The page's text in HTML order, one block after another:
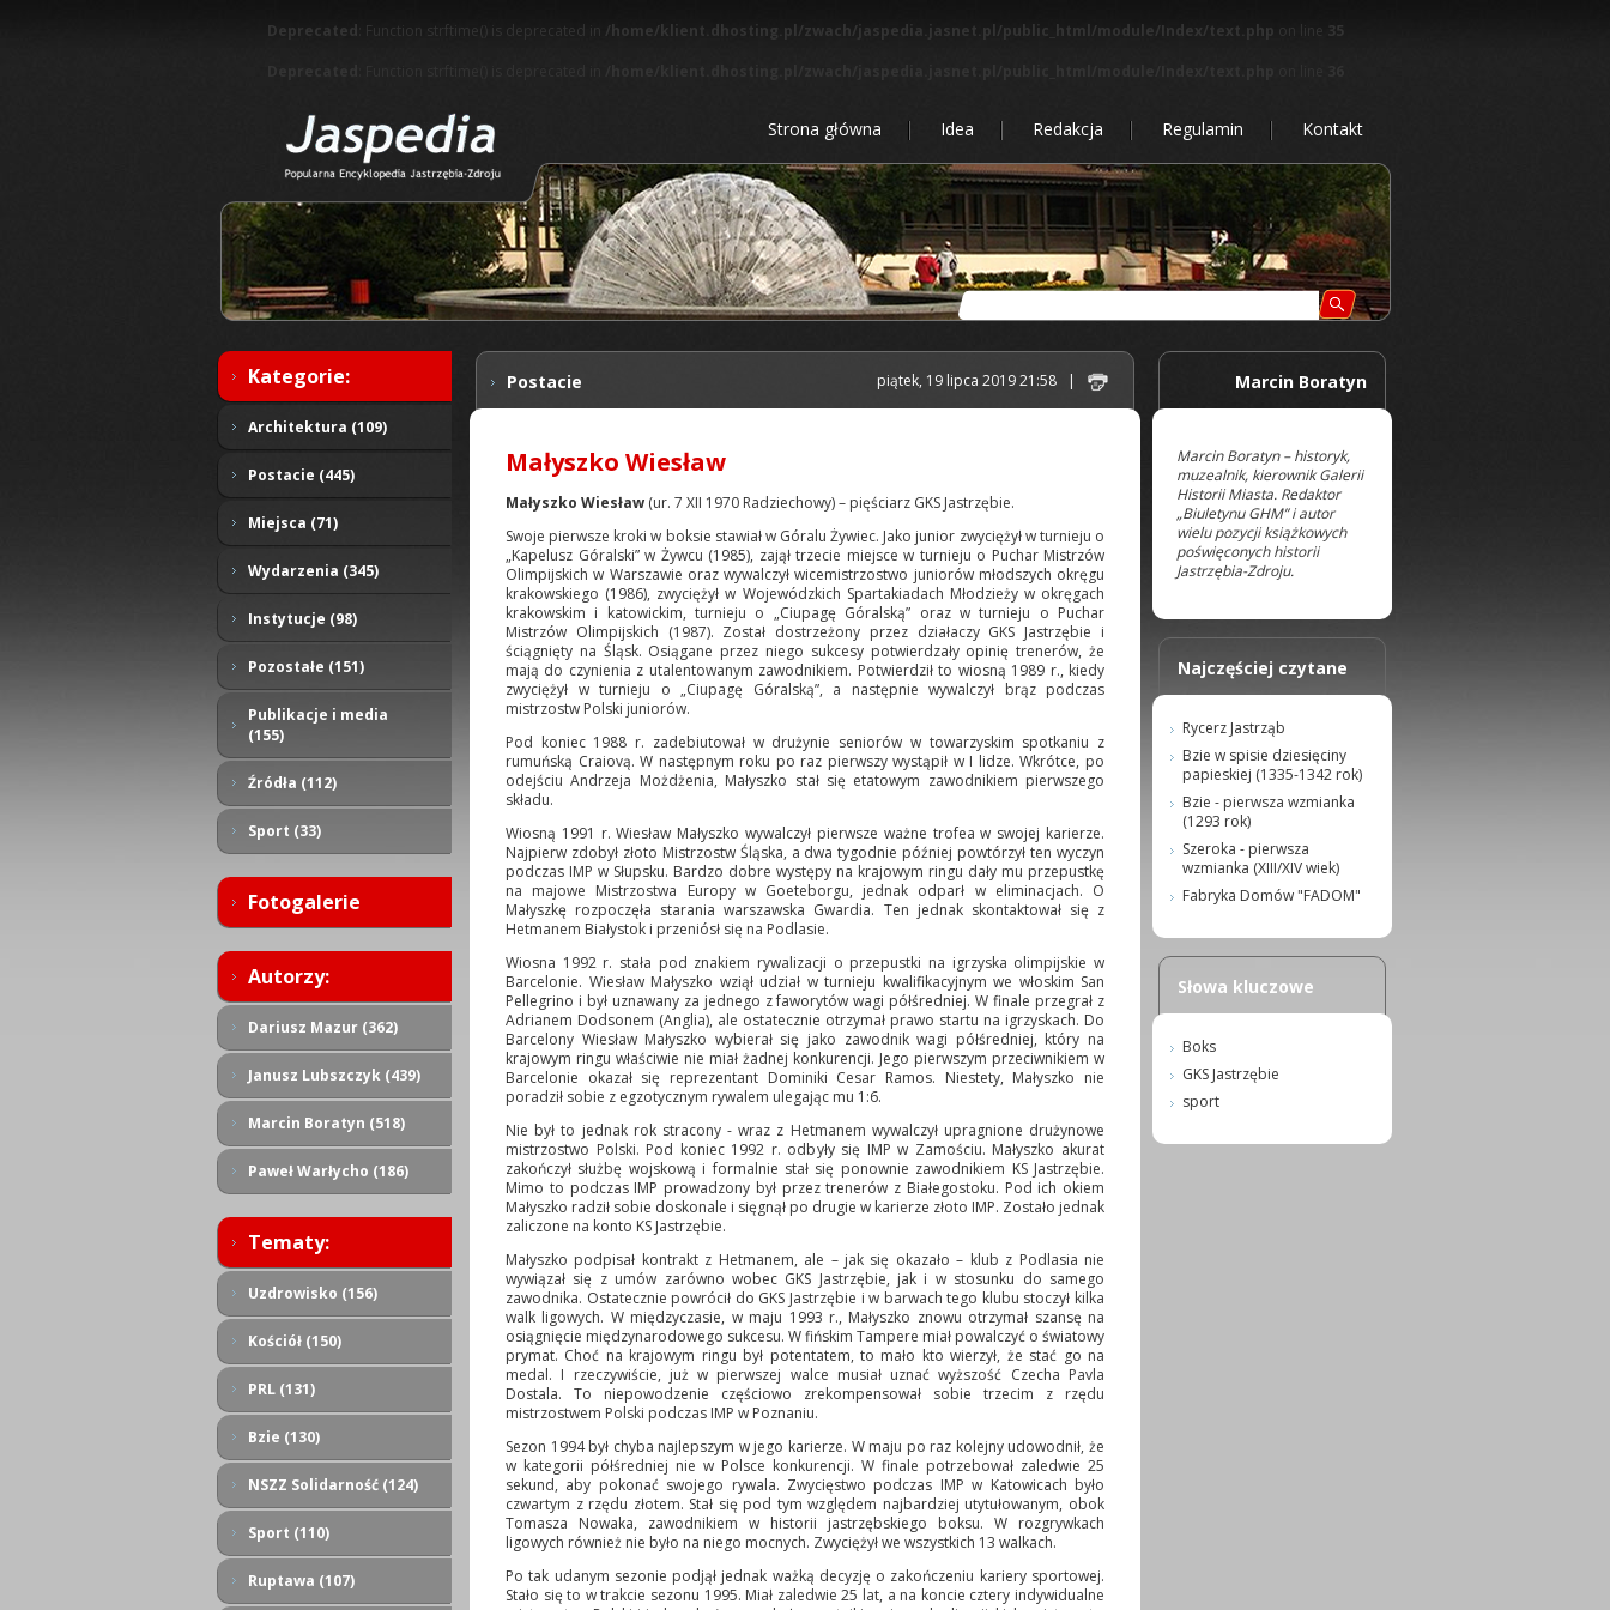
Deprecated : Function strftime() is deprecated in /home/klient.dhosting.pl/zwach/jaspedia.jasnet.pl/public_html/module/Index/text.php on line 35
Strona główna Idea Redakcja Regulamin Kontakt
Kategorie:
Architektura (109)
Postacie (445)
Miejsca (71)
Wydarzenia (345)
Instytucje (98)
Pozostałe (151)
Publikacje i media
(155)
Źródła (112)
Sport (33)
Fotogalerie
Autorzy:
Dariusz Mazur (362)
Janusz Lubszczyk (439)
Marcin Boratyn (518)
Paweł Warłycho (186)
Tematy:
Uzdrowisko (156)
Kościół (150)
PRL (131)
Bzie (130)
NSZZ Solidarność (124)
Sport (110)
Ruptawa (107)
Postacie piątek, 19 lipca 2019 21:58 |
Małyszko Wiesław
Małyszko Wiesław (ur. 7 XII 1970 Radziechowy) – pięściarz GKS Jastrzębie.
Swoje pierwsze kroki w boksie stawiał w Góralu Żywiec. Jako junior zwyciężył w turnieju o
„Kapelusz Góralski” w Żywcu (1985), zajął trzecie miejsce w turnieju o Puchar Mistrzów
Olimpijskich w Warszawie oraz wywalczył wicemistrzostwo juniorów młodszych okręgu
krakowskiego (1986), zwyciężył w Wojewódzkich Spartakiadach Młodzieży w okręgach
krakowskim i katowickim, turnieju o „Ciupagę Góralską” oraz w turnieju o Puchar
Mistrzów Olimpijskich (1987). Został dostrzeżony przez działaczy GKS Jastrzębie i
ściągnięty na Śląsk. Osiągane przez niego sukcesy potwierdzały opinię trenerów, że
mają do czynienia z utalentowanym zawodnikiem. Potwierdził to wiosną 1989 r., kiedy
zwyciężył w turnieju o „Ciupagę Góralską”, a następnie wywalczył brąz podczas
mistrzostw Polski juniorów.
Pod koniec 1988 r. zadebiutował w drużynie seniorów w towarzyskim spotkaniu z
rumuńską Craiovą. W następnym roku po raz pierwszy wystąpił w I lidze. Wkrótce, po
odejściu Andrzeja Możdżenia, Małyszko stał się etatowym zawodnikiem pierwszego
składu.
Wiosną 1991 r. Wiesław Małyszko wywalczył pierwsze ważne trofea w swojej karierze.
Najpierw zdobył złoto Mistrzostw Śląska, a dwa tygodnie później powtórzył ten wyczyn
podczas IMP w Słupsku. Bardzo dobre występy na krajowym ringu dały mu przepustkę
na majowe Mistrzostwa Europy w Goeteborgu, jednak odparł w eliminacjach. O
Małyszkę rozpoczęła starania warszawska Gwardia. Ten jednak skontaktował się z
Hetmanem Białystok i przeniósł się na Podlasie.
Wiosna 1992 r. stała pod znakiem rywalizacji o przepustki na igrzyska olimpijskie w
Barcelonie. Wiesław Małyszko wziął udział w turnieju kwalifikacyjnym we włoskim San
Pellegrino i był uznawany za jednego z faworytów wagi półśredniej. W finale przegrał z
Adrianem Dodsonem (Anglia), ale ostatecznie otrzymał prawo startu na igrzyskach. Do
Barcelony Wiesław Małyszko wybierał się jako zawodnik wagi półśredniej, który na
krajowym ringu właściwie nie miał żadnej konkurencji. Jego pierwszym przeciwnikiem w
Barcelonie okazał się reprezentant Dominiki Cesar Ramos. Niestety, Małyszko nie
poradził sobie z egzotycznym rywalem ulegając mu 1:6.
Nie był to jednak rok stracony - wraz z Hetmanem wywalczył upragnione drużynowe
mistrzostwo Polski. Pod koniec 1992 r. odbyły się IMP w Zamościu. Małyszko akurat
zakończył służbę wojskową i formalnie stał się ponownie zawodnikiem KS Jastrzębie.
Mimo to podczas IMP prowadzony był przez trenerów z Białegostoku. Pod ich okiem
Małyszko radził sobie doskonale i sięgnął po drugie w karierze złoto IMP. Zostało jednak
zaliczone na konto KS Jastrzębie.
Małyszko podpisał kontrakt z Hetmanem, ale – jak się okazało – klub z Podlasia nie
wywiązał się z umów zarówno wobec GKS Jastrzębie, jak i w stosunku do samego
zawodnika. Ostatecznie powrócił do GKS Jastrzębie i w barwach tego klubu stoczył kilka
walk ligowych. W międzyczasie, w maju 1993 r., Małyszko znowu otrzymał szansę na
osiągnięcie międzynarodowego sukcesu. W fińskim Tampere miał powalczyć o światowy
prymat. Choć na krajowym ringu był potentatem, to mało kto wierzył, że stać go na
medal. I rzeczywiście, już w pierwszej walce musiał uznać wyższość Czecha Pavla
Dostala. To niepowodzenie częściowo zrekompensował sobie trzecim z rzędu
mistrzostwem Polski podczas IMP w Poznaniu.
Sezon 1994 był chyba najlepszym w jego karierze. W maju po raz kolejny udowodnił, że
w kategorii półśredniej nie w Polsce konkurencji. W finale potrzebował zaledwie 25
sekund, aby pokonać swojego rywala. Zwycięstwo podczas IMP w Katowicach było
czwartym z rzędu złotem. Stał się pod tym względem najbardziej utytułowanym, obok
Tomasza Nowaka, zawodnikiem w historii jastrzębskiego boksu. W rozgrywkach
ligowych również nie było na niego mocnych. Zwyciężył we wszystkich 13 walkach.
Po tak udanym sezonie podjął jednak ważką decyzję o zakończeniu kariery sportowej.
Stało się to w trakcie sezonu 1995. Miał zaledwie 25 lat, a na koncie cztery indywidualne
Marcin Boratyn
Marcin Boratyn – historyk,
muzealnik, kierownik Galerii
Historii Miasta. Redaktor
„Biuletynu GHM” i autor
wielu pozycji książkowych
poświęconych historii
Jastrzębia-Zdroju.
Najczęściej czytane
Rycerz Jastrząb
Bzie w spisie dziesięciny
papieskiej (1335-1342 rok)
Bzie - pierwsza wzmianka
(1293 rok)
Szeroka - pierwsza
wzmianka (XIII/XIV wiek)
Fabryka Domów "FADOM"
Słowa kluczowe
Boks
GKS Jastrzębie
sport